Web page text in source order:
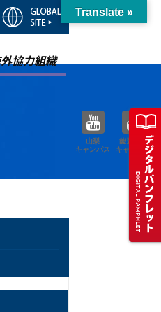
協力組織
山梨
キャンパス
能登空港
キャンパス
Translate »